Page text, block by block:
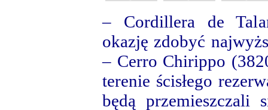
– Cordillera de
okazję zdobyć
– Cerro Chirippo
terenie ścisłego
będą przemieszczali